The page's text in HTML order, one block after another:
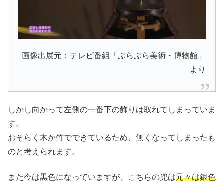
画像出展元：テレビ番組「ぶらぶら美術・博物館」
より
しかし向かって左側の一番下の飾りは取れてしまっていま
す。
おそらく木か竹でできているため、無くなってしまったも
のと考えられます。
また今は黒色になっていますが、こちらの兜は元々は銀色